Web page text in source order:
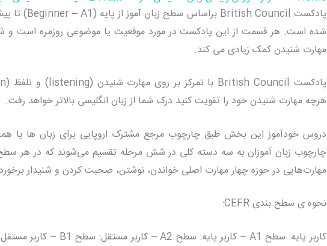
شده است. هر قسمت از این پادکست در مورد موقعیت یا موضوعی روزمره است و
مهارت شنیدن کمک زیادی می کند.
هرچه مهارت شنیدن خود را تقویت کنید درک شما از زبان انگلیسی بالاتر خواهد رفت.
چارچوب زبان آموزان به سه دسته کلی در شش مرحله تقسیم می‌شوند که در
مهارت‌هایی در حوزه چهار مهارت اصلی خواندن، نوشتن، صحبت کردن و شنیدار
نحوه ی سطح بندی CEFR: